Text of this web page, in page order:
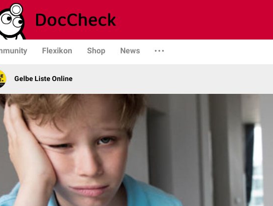
Flexikon Shop News
Gelbe Liste Online